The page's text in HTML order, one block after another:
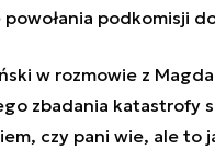
powołania podkomisji
w rozmowie z
zbadania katastrofy
czy pani wie, ale to